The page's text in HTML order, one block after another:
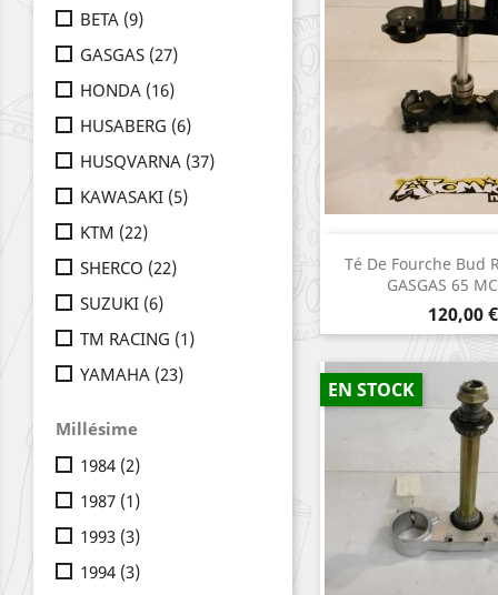
BETA (9)
GASGAS (27)
HONDA (16)
HUSABERG (6)
HUSQVARNA (37)
KAWASAKI (5)
KTM (22)
SHERCO (22)
SUZUKI (6)
TM RACING (1)
YAMAHA (23)
Millésime
1984 (2)
1987 (1)
1993 (3)
1994 (3)
Té De Fourche Bud
GASGAS 65
Prix
120,00 €
Aperçu
EN STOCK